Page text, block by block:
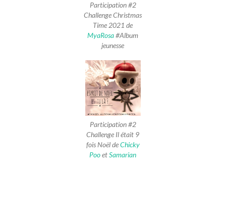
Participation #2
Challenge Christmas
Time 2021 de
MyaRosa#Album
jeunesse
Participation #2
Challenge Il était 9
fois Noël deChicky
PooetSamarian